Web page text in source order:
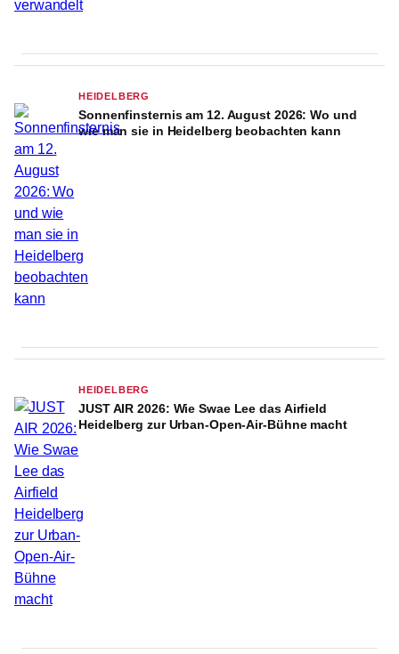
HEIDELBERG
Sonnenfinsternis am 12. August 2026: Wo und
wie man sie in Heidelberg beobachten kann
HEIDELBERG
JUST AIR 2026: Wie Swae Lee das Airfield
Heidelberg zur Urban-Open-Air-Bühne macht